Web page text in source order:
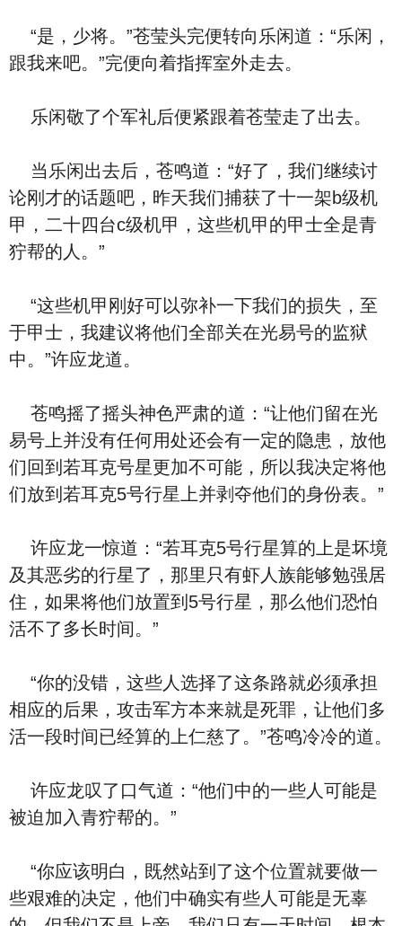
“是，少将。”苍莹头完便转向乐闲道：“乐闲，
跟我来吧。”完便向着指挥室外走去。
乐闲敬了个军礼后便紧跟着苍莹走了出去。
当乐闲出去后，苍鸣道：“好了，我们继续讨
论刚才的话题吧，昨天我们捕获了十一架b级机
甲，二十四台c级机甲，这些机甲的甲士全是青
狞帮的人。”
“这些机甲刚好可以弥补一下我们的损失，至
于甲士，我建议将他们全部关在光易号的监狱
中。”许应龙道。
苍鸣摇了摇头神色严肃的道：“让他们留在光
易号上并没有任何用处还会有一定的隐患，放他
们回到若耳克号星更加不可能，所以我决定将他
们放到若耳克5号行星上并剥夺他们的身份表。”
许应龙一惊道：“若耳克5号行星算的上是坏境
及其恶劣的行星了，那里只有虾人族能够勉强居
住，如果将他们放置到5号行星，那么他们恐怕
活不了多长时间。”
“你的没错，这些人选择了这条路就必须承担
相应的后果，攻击军方本来就是死罪，让他们多
活一段时间已经算的上仁慈了。”苍鸣冷冷的道。
许应龙叹了口气道：“他们中的一些人可能是
被迫加入青狞帮的。”
“你应该明白，既然站到了这个位置就要做一
些艰难的决定，他们中确实有些人可能是无辜